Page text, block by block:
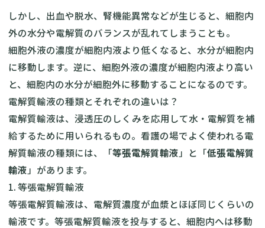
しかし、出血や脱水、腎機能異常などが生じると、細胞内
外の水分や電解質のバランスが乱れてしまうことも。
細胞外液の濃度が細胞内液より低くなると、水分が細胞内
に移動します。逆に、細胞外液の濃度が細胞内液より高い
と、細胞内の水分が細胞外に移動することになるのです。
電解質輸液の種類とそれぞれの違いは？
電解質輸液は、浸透圧のしくみを応用して水・電解質を補
給するために用いられるもの。看護の場でよく使われる電
解質輸液の種類には、「等張電解質輸液 」と「低張電解質
輸液 」があります。
1. 等張電解質輸液
等張電解質輸液は、電解質濃度が血漿とほぼ同じくらいの
輸液です。等張電解質輸液を投与すると、細胞内へは移動